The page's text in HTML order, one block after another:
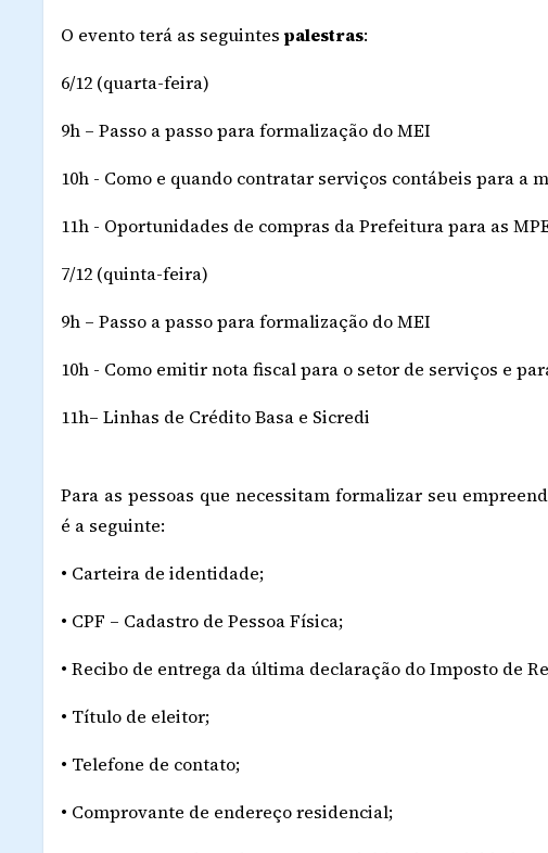
O evento terá as seguintes palestras:
6/12 (quarta-feira)
9h – Passo a passo para formalização do MEI
10h - Como e quando contratar serviços contábeis para a
11h - Oportunidades de compras da Prefeitura para as
7/12 (quinta-feira)
9h – Passo a passo para formalização do MEI
10h - Como emitir nota fiscal para o setor de serviços e
11h– Linhas de Crédito Basa e Sicredi
Para as pessoas que necessitam formalizar seu
é a seguinte:
• Carteira de identidade;
• CPF – Cadastro de Pessoa Física;
• Recibo de entrega da última declaração do Imposto de
• Título de eleitor;
• Telefone de contato;
• Comprovante de endereço residencial;